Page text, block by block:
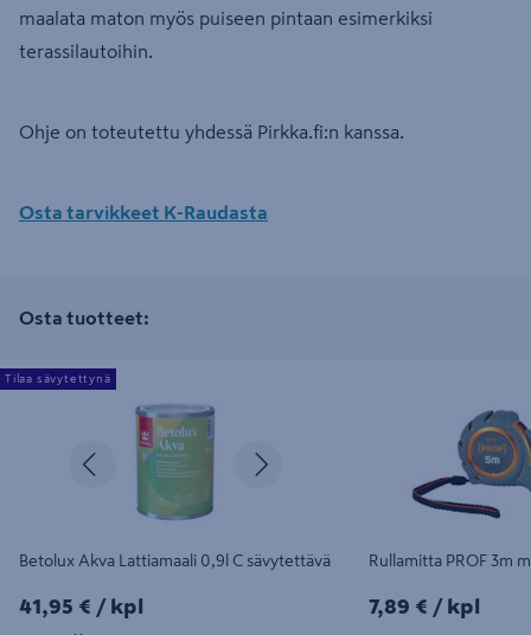
maalata maton myös puiseen pintaan esimerkiksi
terassilautoihin.
Ohje on toteutettu yhdessä Pirkka.fi:n kanssa.
Osta tarvikkeet K-Raudasta
Osta tuotteet:
Betolux Akva Lattiamaali 0,9l C sävytettävä
Edellinen
Betolux Akva Lattiamaali 0,9l C sävytettävä
41,95€/kpl
41,95 € / kpl
Tilaa sävytettynä
Rullamitta PROF 3m
7,89€/kpl
7,89 € / kpl